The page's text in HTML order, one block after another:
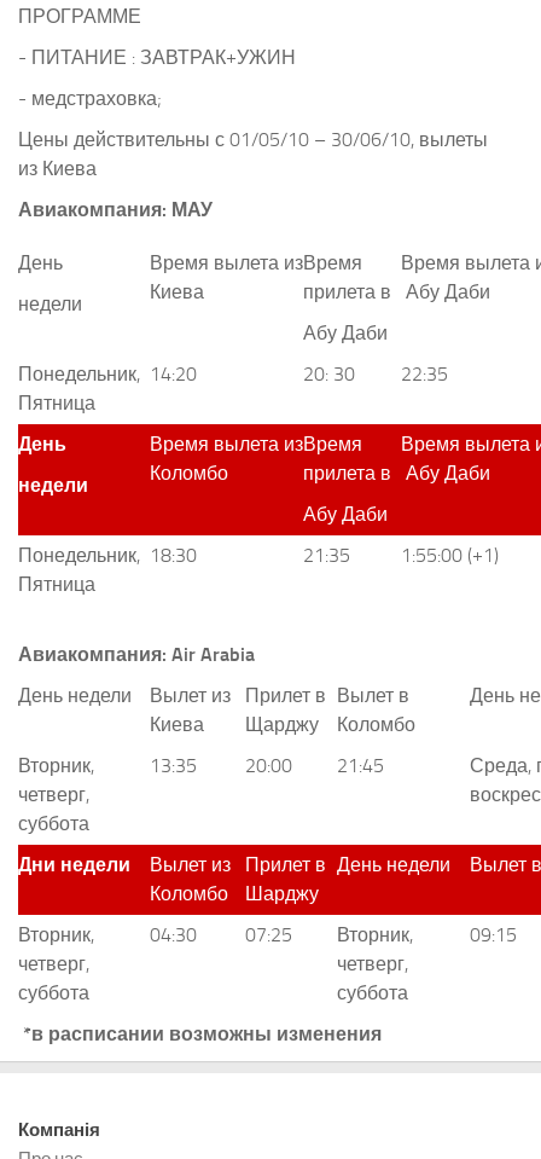
ПРОГРАММЕ
- ПИТАНИЕ : ЗАВТРАК+УЖИН
- медстраховка;
Цены действительны с 01/05/10 – 30/06/10, вылеты
из Киева
Авиакомпания: МАУ
День
недели
Время вылета из
Киева
Время
прилета в
Абу Даби
Время вылета
Абу Даби
Понедельник,
Пятница
14:20 20: 30 22:35
День
недели
Время вылета из
Коломбо
Время
прилета в
Абу Даби
Время вылета
Абу Даби
Понедельник,
Пятница
18:30 21:35 1:55:00 (+1)
Авиакомпания: Air Arabia
День недели
Вылет из
Киева
Прилет в
Щарджу
Вылет в
Коломбо
День
Вторник,
четверг,
суббота
13:35 20:00 21:45
Среда,
Дни недели
Вылет из
Коломбо
Прилет в
Шарджу
День недели Вылет
Вторник,
четверг,
суббота
04:30 07:25
Вторник,
четверг,
суббота
09:15
*в расписании возможны изменения
Компанія